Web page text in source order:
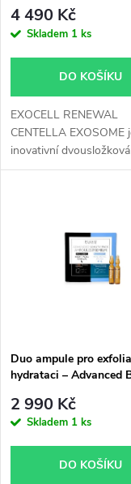
r
o
d
u
r
d
u
4 490 Kč
Skladem 1 ks
DO KOŠÍKU
EXOCELL RENEWAL
CENTELLA EXOSOME
inovativní dvousložková
mezoterapie nové
Duo ampule pro
hydrataci – Advanced
2 990 Kč
Skladem 1 ks
DO KOŠÍKU